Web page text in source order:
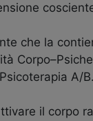
che la
A/B.
il